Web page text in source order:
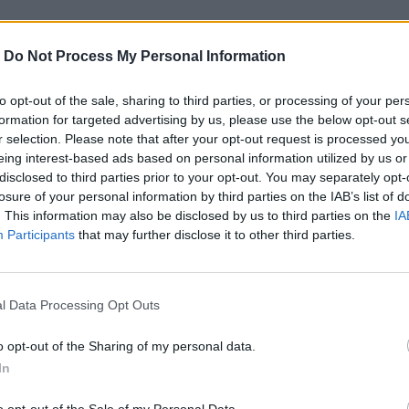
Do Not Process My Personal Information
opt-out of the sale, sharing to third parties, or processing of your
for targeted advertising by us, please use the below opt-out
selection. Please note that after your opt-out request is processed
interest-based ads based on personal information utilized by us
to third parties prior to your opt-out. You may separately
of your personal information by third parties on the IAB’s list of
This information may also be disclosed by us to third parties on the
Participants that may further disclose it to other third parties.
Data Processing Opt Outs
opt-out of the Sharing of my personal data.
την πορεία των περίπου40 τρακτέρ
προς το κέντρο τηςΘεσσαλονίκης. Οι
ξεκίνησαν νωρίς το πρωί με προορισμό
Θράκης), προκειμένου να επιδώσουν
ζήτησε από τους αστυνομικούς να
το μπλόκο των αστυνομικών, άνοιξε
στο ύψος του Λακκώματος και προχώρησε με
δρόμου που οδηγεί στη Θεσσαλονίκη.